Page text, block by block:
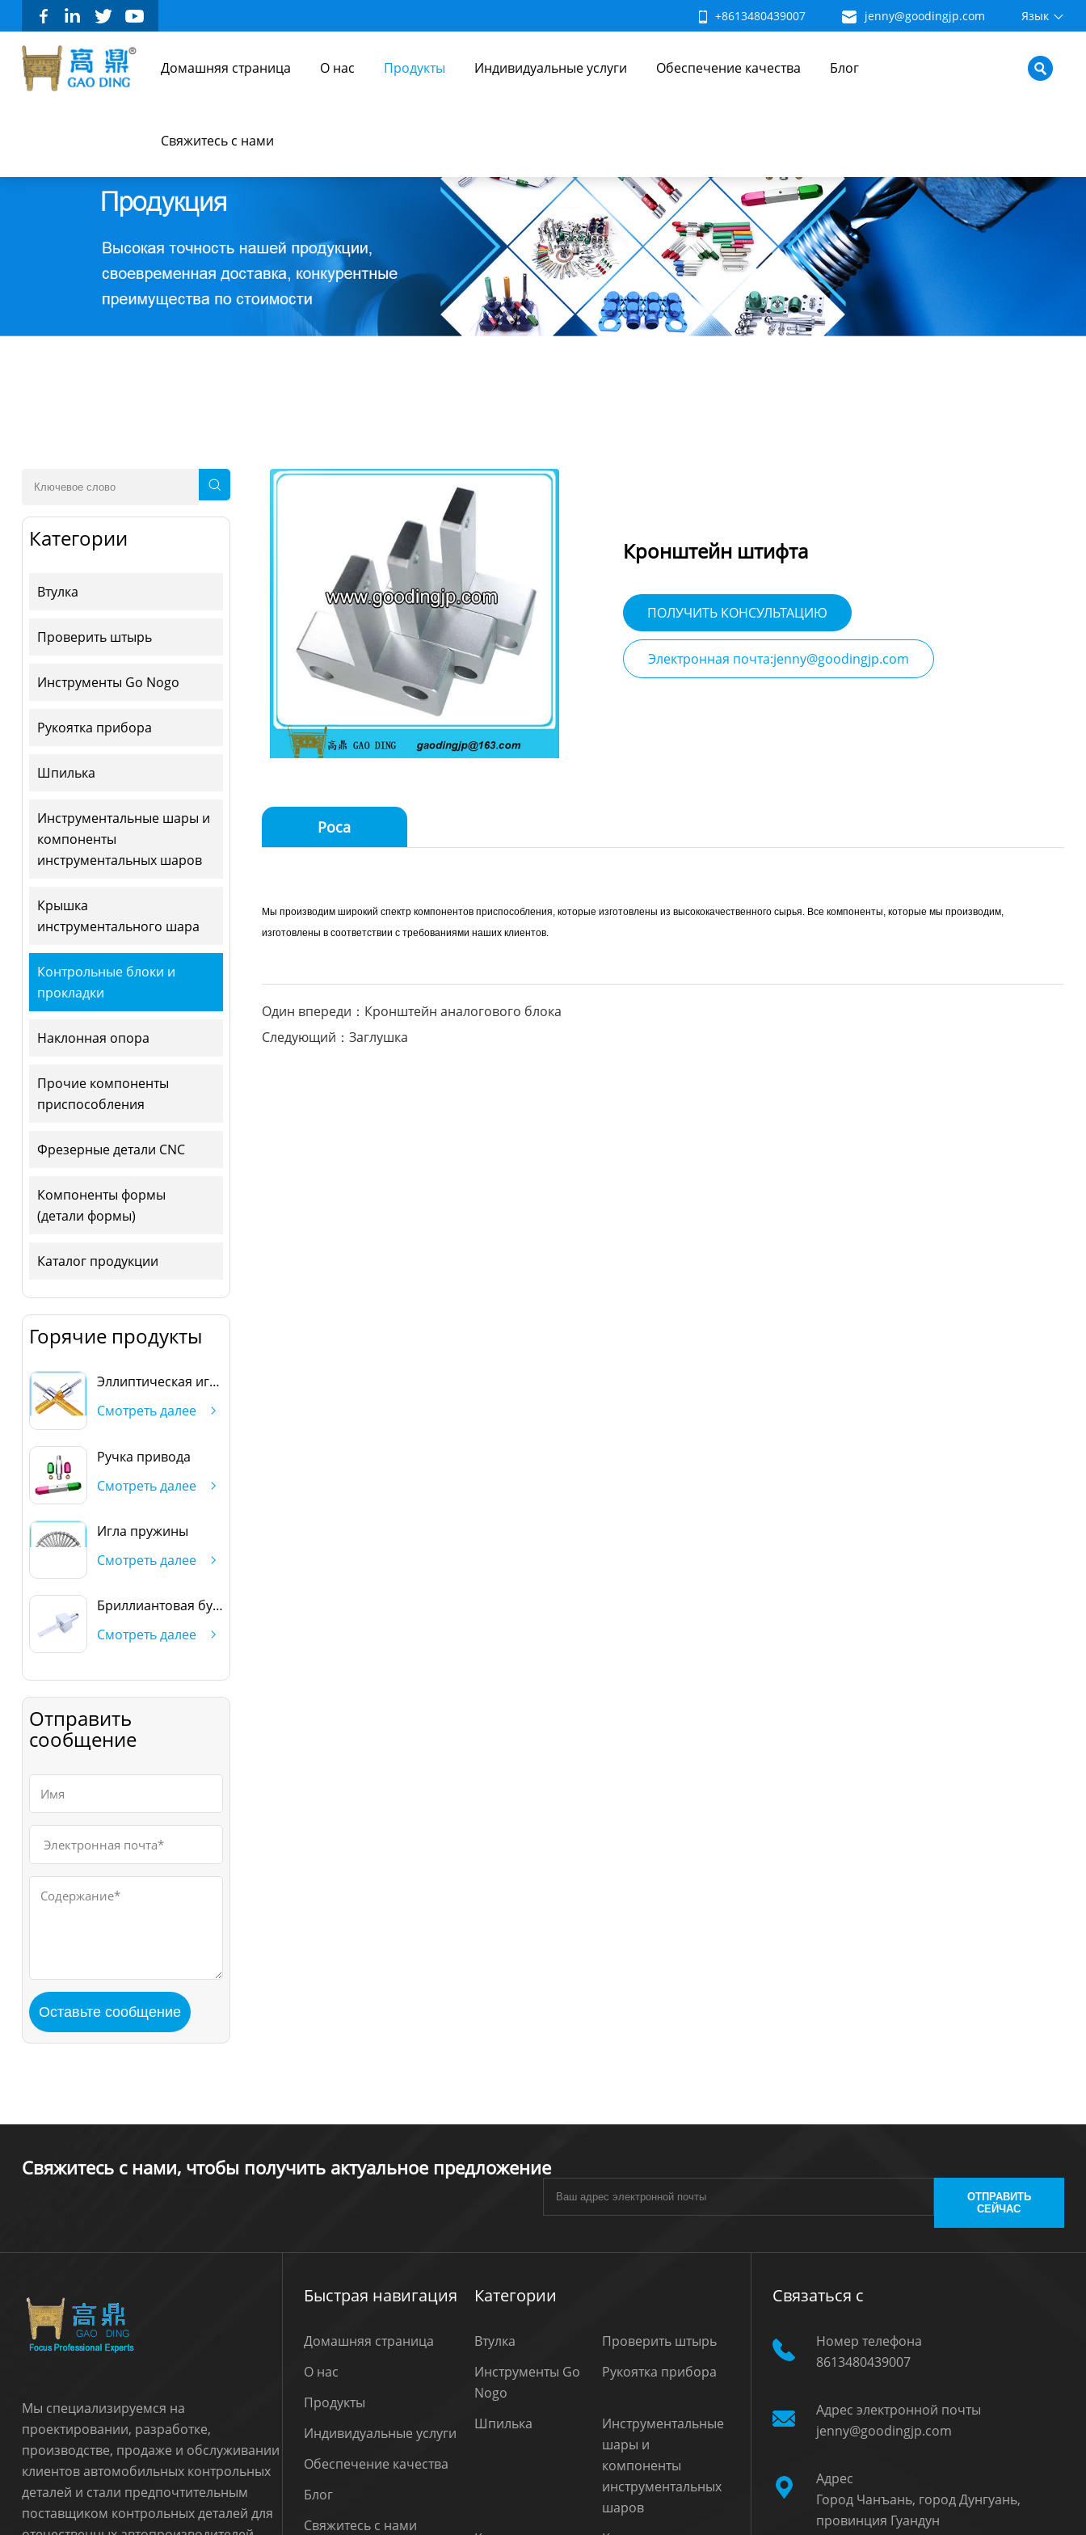
+8613480439007 jenny@goodingjp.com Язык
Домашняя страница О нас Продукты Индивидуальные услуги Обеспечение качества Блог
Свяжитесь с нами
Категории
Втулка
Проверить штырь
Инструменты Go Nogo
Рукоятка прибора
Шпилька
Инструментальные шары и
компоненты
инструментальных шаров
Крышка
инструментального шара
Контрольные блоки и
прокладки
Наклонная опора
Прочие компоненты
приспособления
Фрезерные детали CNC
Компоненты формы
(детали формы)
Каталог продукции
Горячие продукты
Эллиптическая игла
Смотреть далее
Ручка привода
Смотреть далее
Игла пружины
Смотреть далее
Бриллиантовая булавка
Смотреть далее
Отправить
сообщение
Кронштейн штифта
ПОЛУЧИТЬ КОНСУЛЬТАЦИЮ
Электронная почта:jenny@goodingjp.com
Роса
Мы производим широкий спектр компонентов приспособления, которые изготовлены из высококачественного сырья. Все компоненты, которые мы производим,
изготовлены в соответствии с требованиями наших клиентов.
Один впереди：Кронштейн аналогового блока
Следующий：Заглушка
Свяжитесь с нами, чтобы получить актуальное предложение
ОТПРАВИТЬ
СЕЙЧАС
Мы специализируемся на
проектировании, разработке,
производстве, продаже и обслуживании
клиентов автомобильных контрольных
деталей и стали предпочтительным
поставщиком контрольных деталей для
Быстрая навигация
Домашняя страница
О нас
Продукты
Индивидуальные услуги
Обеспечение качества
Блог
Свяжитесь с нами
Категории
Втулка
Проверить штырь
Инструменты Go
Nogo
Рукоятка прибора
Шпилька
Инструментальные
шары и
компоненты
инструментальных
шаров
Связаться с
Номер телефона
8613480439007
Адрес электронной почты
jenny@goodingjp.com
Адрес
Город Чанъань, город Дунгуань,
провинция Гуандун